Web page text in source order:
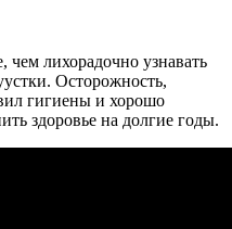
чем лихорадочно узнавать
Осторожность,
гигиены и хорошо
здоровье на долгие годы.